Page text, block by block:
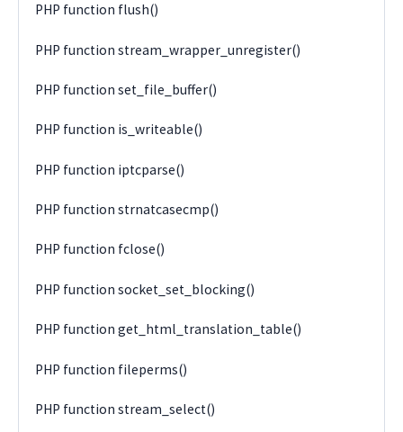
PHP function flush()
PHP function stream_wrapper_unregister()
PHP function set_file_buffer()
PHP function is_writeable()
PHP function iptcparse()
PHP function strnatcasecmp()
PHP function fclose()
PHP function socket_set_blocking()
PHP function get_html_translation_table()
PHP function fileperms()
PHP function stream_select()